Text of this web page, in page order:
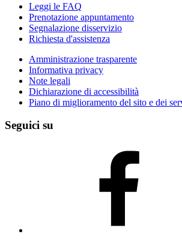
Leggi le FAQ
Prenotazione appuntamento
Segnalazione disservizio
Richiesta d'assistenza
Amministrazione trasparente
Informativa privacy
Note legali
Dichiarazione di accessibilità
Piano di miglioramento del sito e dei
Seguici su